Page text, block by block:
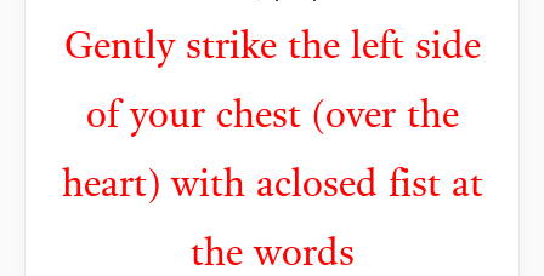
Gently strike the left side
of your chest (over the
heart) with aclosed fist at
the words